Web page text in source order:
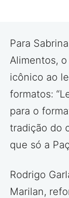
Para
Alimentos,
icônico ao
formatos:
para o
tradição do
que só a
Rodrigo
Marilan,